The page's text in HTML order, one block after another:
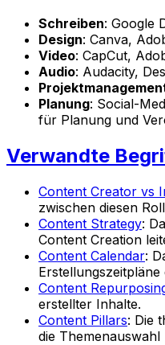
Schreiben: Google
Design: Canva,
Video: CapCut,
Audio: Audacity,
Planung: Social-
für Planung und
Verwandte
Content Creator vs
zwischen diesen
Content Strategy:
Content Creation
Content Calendar:
Erstellungszeitpläne
Content
erstellter Inhalte.
Content Pillars: Die
die Themenauswahl